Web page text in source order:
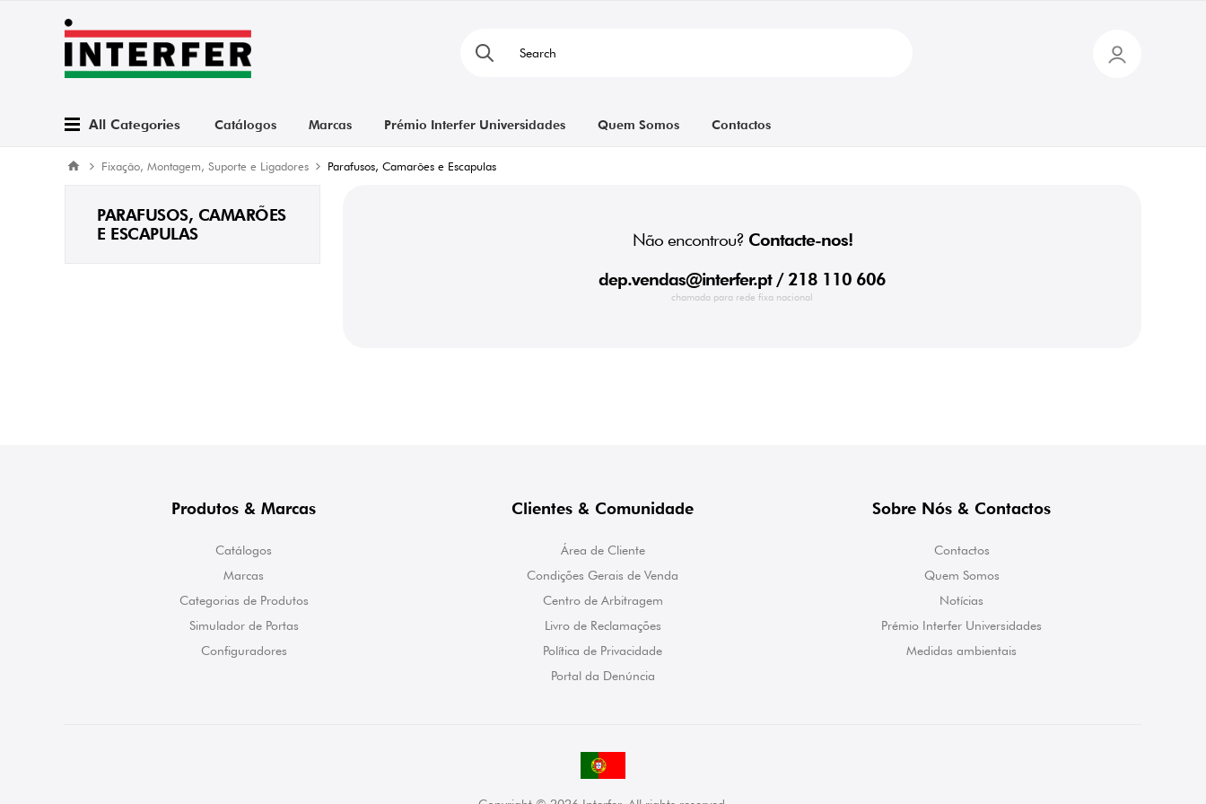
All Categories Catálogos Marcas Prémio Interfer Universidades Quem Somos Contactos
Fixação, Montagem, Suporte e Ligadores Parafusos, Camarões e Escapulas
Não encontrou? Contacte-nos!
dep.vendas@interfer.pt/ 218 110 606
chamada para rede fixa nacional
PARAFUSOS, CAMARÕES
E ESCAPULAS
Produtos & Marcas
Catálogos
Marcas
Categorias de Produtos
Simulador de Portas
Configuradores
Clientes & Comunidade
Área de Cliente
Condições Gerais de Venda
Centro de Arbitragem
Livro de Reclamações
Política de Privacidade
Portal da Denúncia
Sobre Nós & Contactos
Contactos
Quem Somos
Notícias
Prémio Interfer Universidades
Medidas ambientais